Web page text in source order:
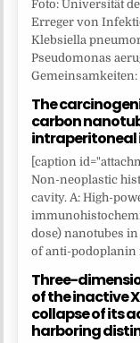
Foto: Universität
Erreger von
Klebsiella
Pseudomonas
Gemeinsamkeiten:
The
carbon
intraperitoneal
[caption
Non-neoplastic
cavity. A: High-
dose) nanotubes
of anti-podoplanin
Three-
of the inactive
collapse of its
harboring